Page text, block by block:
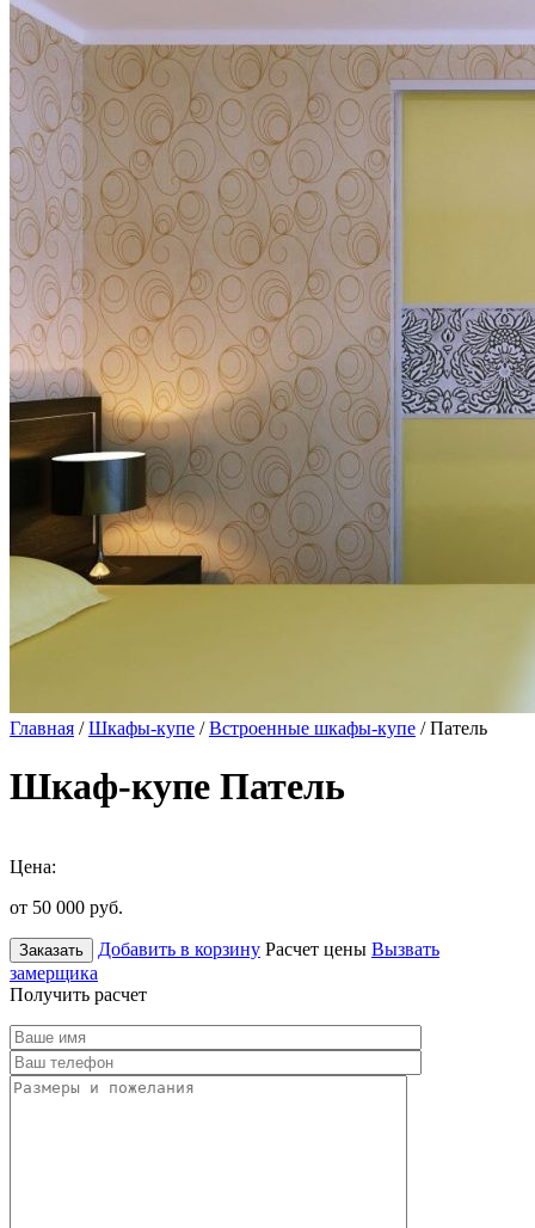
Главная /Шкафы-купе /Встроенные шкафы-купе / Патель
Шкаф-купе Патель
Цена:
от 50 000 руб.
Заказать Добавить в корзину Расчет цены Вызвать
замерщика
Получить расчет